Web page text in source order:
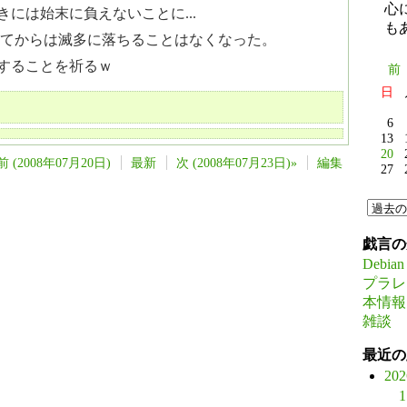
には始末に負えないことに...
からは滅多に落ちることはなくなった。
ることを祈るｗ
(2008年07月20日) 最新 次 (2008年07月23日)» 編集
心
も
前
日
6
13
20
27
戯言
Debian
プラ
本情報
雑談
最近
1